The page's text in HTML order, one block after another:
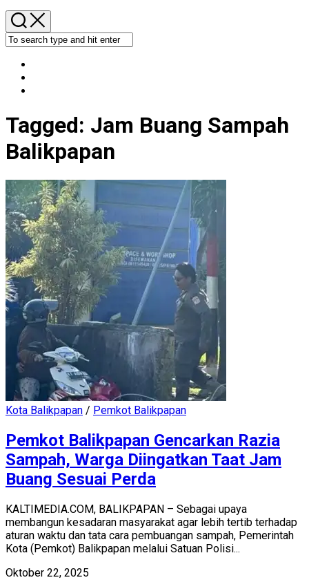
Tagged: Jam Buang Sampah
Balikpapan
Kota Balikpapan / Pemkot Balikpapan
Pemkot Balikpapan Gencarkan Razia
Sampah, Warga Diingatkan Taat Jam
Buang Sesuai Perda
KALTIMEDIA.COM, BALIKPAPAN – Sebagai upaya
membangun kesadaran masyarakat agar lebih tertib terhadap
aturan waktu dan tata cara pembuangan sampah, Pemerintah
Kota (Pemkot) Balikpapan melalui Satuan Polisi...
Oktober 22, 2025